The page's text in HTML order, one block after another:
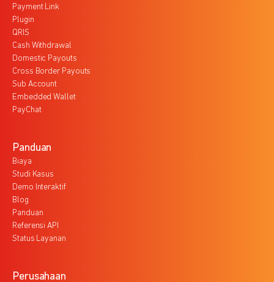
Payment Link
Plugin
QRIS
Cash Withdrawal
Domestic Payouts
Cross Border Payouts
Sub Account
Embedded Wallet
PayChat
Panduan
Biaya
Studi Kasus
Demo Interaktif
Blog
Panduan
Referensi API
Status Layanan
Perusahaan